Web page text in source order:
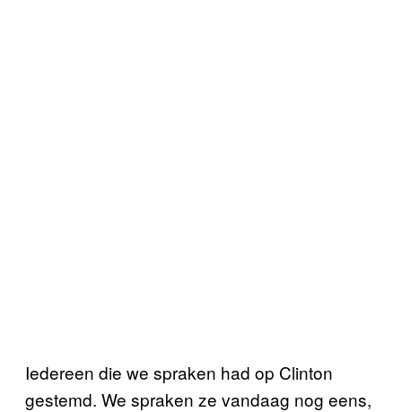
Iedereen die we spraken had op Clinton
gestemd. We spraken ze vandaag nog eens,